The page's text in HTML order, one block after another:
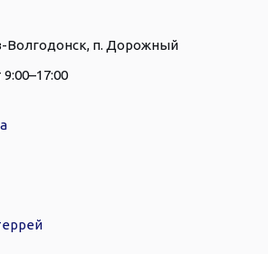
Волгодонск, п. Дорожный